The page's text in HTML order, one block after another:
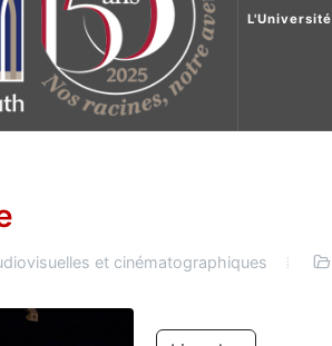
L'Université
et cinématographiques